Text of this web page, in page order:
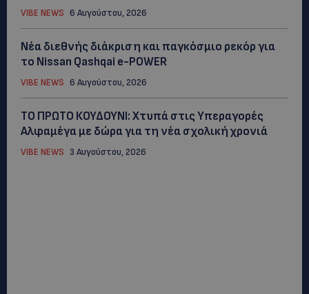
VIBE NEWS 6 Αυγούστου, 2026
Νέα διεθνής διάκριση και παγκόσμιο ρεκόρ για
το Nissan Qashqai e-POWER
VIBE NEWS 6 Αυγούστου, 2026
ΤΟ ΠΡΩΤΟ ΚΟΥΔΟΥΝΙ: Xτυπά στις Υπεραγορές
Αλφαμέγα με δώρα για τη νέα σχολική χρονιά
VIBE NEWS 3 Αυγούστου, 2026